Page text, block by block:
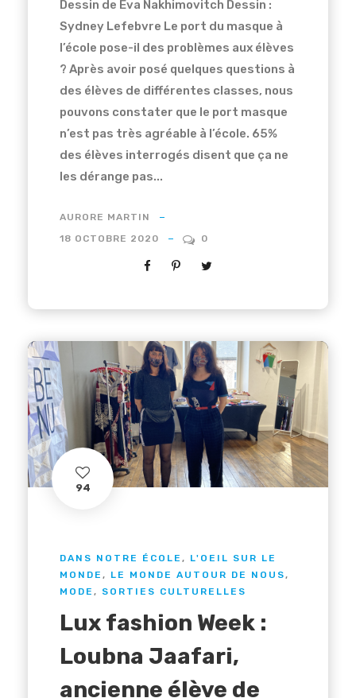
Dessin de Eva Nakhimovitch Dessin :
Sydney Lefebvre Le port du masque à
l’école pose-il des problèmes aux élèves
? Après avoir posé quelques questions à
des élèves de différentes classes, nous
pouvons constater que le port masque
n’est pas très agréable à l’école. 65%
des élèves interrogés disent que ça ne
les dérange pas...
AURORE MARTIN
18 OCTOBRE 2020
0
94
DANS NOTRE ÉCOLE , L'OEIL SUR LE
MONDE , LE MONDE AUTOUR DE NOUS,
MODE , SORTIES CULTURELLES
Lux fashion Week :
Loubna Jaafari,
ancienne élève de